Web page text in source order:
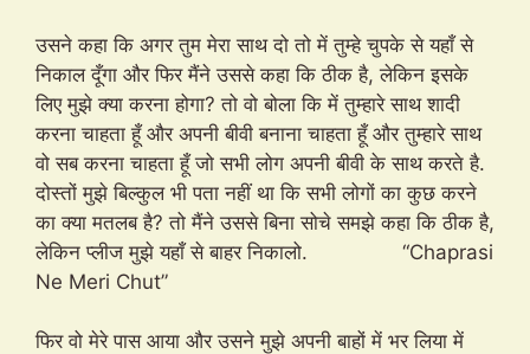
उसने कहा कि अगर तुम मेरा साथ दो तो में तुम्हे चुपके से यहाँ से
निकाल दूँगा और फिर मैंने उससे कहा कि ठीक है, लेकिन इसके
लिए मुझे क्या करना होगा? तो वो बोला कि में तुम्हारे साथ शादी
करना चाहता हूँ और अपनी बीवी बनाना चाहता हूँ और तुम्हारे साथ
वो सब करना चाहता हूँ जो सभी लोग अपनी बीवी के साथ करते है.
दोस्तों मुझे बिल्कुल भी पता नहीं था कि सभी लोगों का कुछ करने
का क्या मतलब है? तो मैंने उससे बिना सोचे समझे कहा कि ठीक है,
लेकिन प्लीज मुझे यहाँ से बाहर निकालो. “Chaprasi
Ne Meri Chut”
फिर वो मेरे पास आया और उसने मुझे अपनी बाहों में भर लिया में